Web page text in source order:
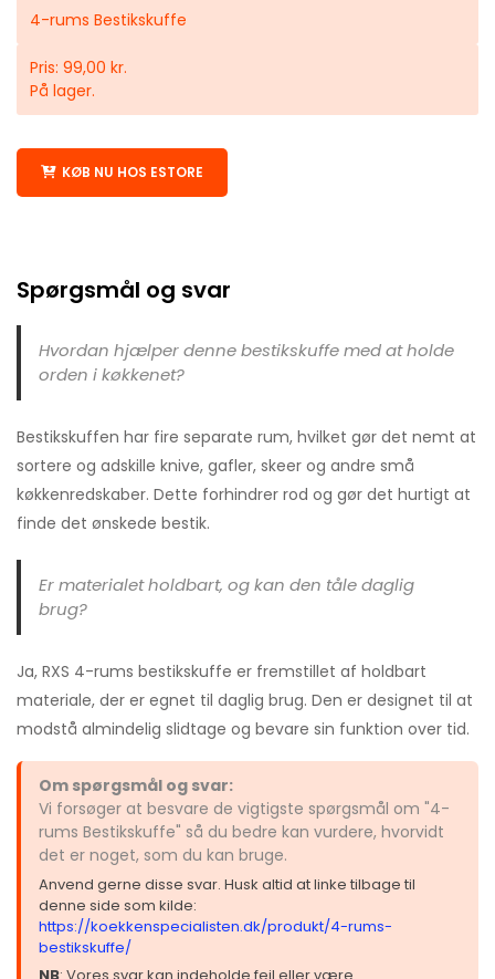
4-rums Bestikskuffe
Pris: 99,00 kr.
På lager.
KØB NU HOS ESTORE
Spørgsmål og svar
Hvordan hjælper denne bestikskuffe med at holde
orden i køkkenet?
Bestikskuffen har fire separate rum, hvilket gør det nemt at
sortere og adskille knive, gafler, skeer og andre små
køkkenredskaber. Dette forhindrer rod og gør det hurtigt at
finde det ønskede bestik.
Er materialet holdbart, og kan den tåle daglig
brug?
Ja, RXS 4-rums bestikskuffe er fremstillet af holdbart
materiale, der er egnet til daglig brug. Den er designet til at
modstå almindelig slidtage og bevare sin funktion over tid.
Om spørgsmål og svar:
Vi forsøger at besvare de vigtigste spørgsmål om "4-
rums Bestikskuffe" så du bedre kan vurdere, hvorvidt
det er noget, som du kan bruge.
Anvend gerne disse svar. Husk altid at linke tilbage til
denne side som kilde:
https://koekkenspecialisten.dk/produkt/4-rums-
bestikskuffe/